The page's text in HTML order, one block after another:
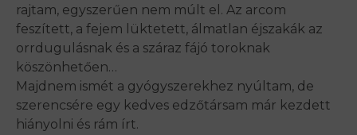
rajtam, egyszerűen nem múlt el. Az arcom
feszített, a fejem lüktetett, álmatlan éjszakák az
orrdugulásnak és a száraz fájó toroknak
köszönhetően…
Majdnem ismét a gyógyszerekhez nyúltam, de
szerencsére egy kedves edzőtársam már kezdett
hiányolni és rám írt.